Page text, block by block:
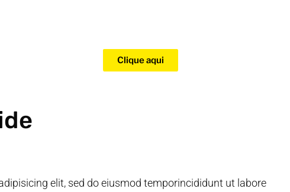
Clique aqui
elit, sed do eiusmod temporincididunt ut labore